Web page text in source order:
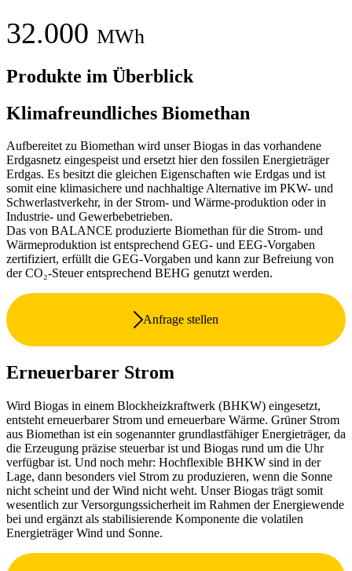
32.000 MWh
Produkte im Überblick
Klimafreundliches Biomethan
Aufbereitet zu Biomethan wird unser Biogas in das vorhandene
Erdgasnetz eingespeist und ersetzt hier den fossilen Energieträger
Erdgas. Es besitzt die gleichen Eigenschaften wie Erdgas und ist
somit eine klimasichere und nachhaltige Alternative im PKW- und
Schwerlastverkehr, in der Strom- und Wärme-produktion oder in
Industrie- und Gewerbebetrieben.
Das von BALANCE produzierte Biomethan für die Strom- und
Wärmeproduktion ist entsprechend GEG- und EEG-Vorgaben
zertifiziert, erfüllt die GEG-Vorgaben und kann zur Befreiung von
der CO₂-Steuer entsprechend BEHG genutzt werden.
Anfrage stellen
Erneuerbarer Strom
Wird Biogas in einem Blockheizkraftwerk (BHKW) eingesetzt,
entsteht erneuerbarer Strom und erneuerbare Wärme. Grüner Strom
aus Biomethan ist ein sogenannter grundlastfähiger Energieträger, da
die Erzeugung präzise steuerbar ist und Biogas rund um die Uhr
verfügbar ist. Und noch mehr: Hochflexible BHKW sind in der
Lage, dann besonders viel Strom zu produzieren, wenn die Sonne
nicht scheint und der Wind nicht weht. Unser Biogas trägt somit
wesentlich zur Versorgungssicherheit im Rahmen der Energiewende
bei und ergänzt als stabilisierende Komponente die volatilen
Energieträger Wind und Sonne.